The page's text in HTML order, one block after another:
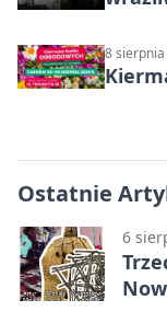
8
Ostatnie
6